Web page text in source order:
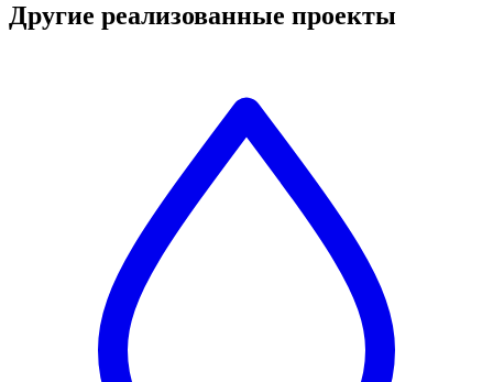
Другие реализованные проекты